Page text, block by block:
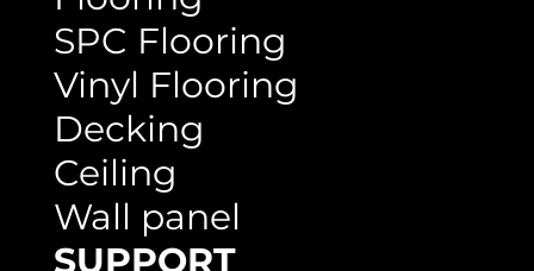
PRODUCT
WPC Vinyl
Flooring
SPC Flooring
Vinyl Flooring
Decking